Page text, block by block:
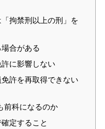
拘禁刑以上の刑」を
合がある
に影響しない
許を再取得できない
前科になるのか
定すること